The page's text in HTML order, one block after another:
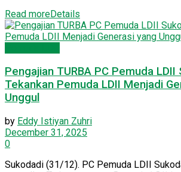
Read moreDetails
Pengajian TURBA PC Pemuda LDII
Tekankan Pemuda LDII Menjadi
Unggul
by Eddy Istiyan Zuhri
December 31, 2025
0
Sukodadi (31/12). PC Pemuda LDII